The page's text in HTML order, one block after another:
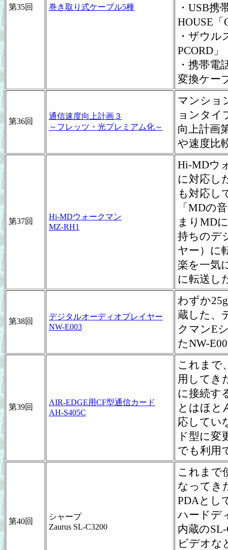
第35回 巻き取り式ケーブル5種
・USB
HOUSE「
・ザウ
PCORD」
・携帯
変換ケー
第36回
通信速度向上計画３
～フレッツ・光プレミアム化～
マンショ
ョンタイ
向上計画
や速度比
第37回
Hi-MDウォークマン
MZ-RH1
Hi-MDウ
に対応し
も対応し
「MDの
まりMD
持ちのデ
ヤー）に
楽を一気
に転送し
第38回
デジタルオーディオプレイヤー
NW-E003
わずか
蔵した、
クマンE
たNW-
第39回
AIR-EDGE用CF型通信カード
AH-S405C
これまで
用してき
に接続す
とはほと
応してい
ド型に変
でも利用
第40回
シャープ
Zaurus SL-C3200
これまで
なってき
PDAとし
ハードデ
内蔵の
ビデオな